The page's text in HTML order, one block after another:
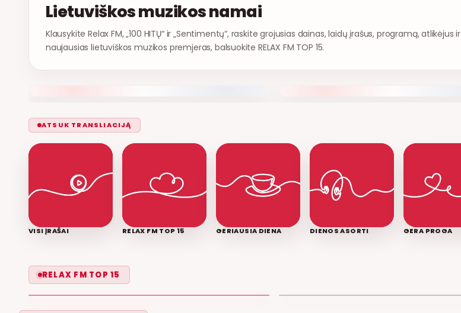
Lietuviškos muzikos namai
Klausykite Relax FM, „100 HITŲ“ ir „Sentimentų“, raskite grojusias dainas, laidų įrašus, programą, atlikėjus ir
naujausias lietuviškos muzikos premjeras, balsuokite RELAX FM TOP 15.
ATSUK TRANSLIACIJĄ
VISI ĮRAŠAI RELAX FM TOP 15 GERIAUSIA DIENA DIENOS ASORTI GERA PROGA
RELAX FM TOP 15
LEISK PRIPAŽINTI
GRUPĖ 2